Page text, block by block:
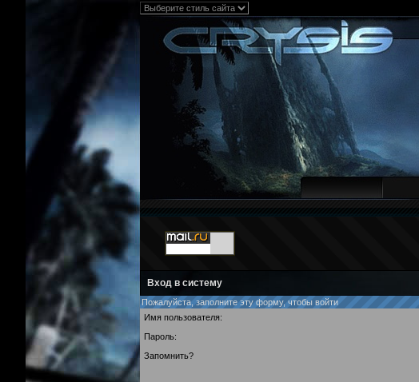
Вход в систему
Пожалуйста, заполните эту форму, чтобы войти
Имя пользователя:
Пароль:
Запомнить?